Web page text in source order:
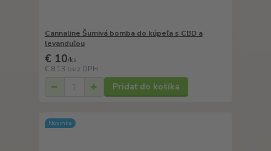
Cannaline Šumivá bomba do kúpeľa s CBD a
levanduľou
€ 10/ks
€ 8,13 bez DPH
Pridať do košíka
Novinka